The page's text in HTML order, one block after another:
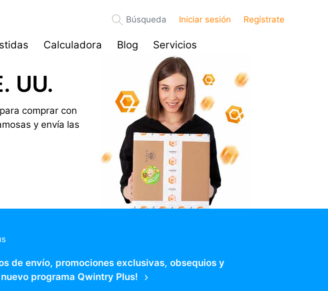
Búsqueda Iniciar sesión Regístrate
Calculadora Blog Servicios
UU.
comprar con
y envía las
de envío, promociones exclusivas, obsequios y
programa Qwintry Plus!